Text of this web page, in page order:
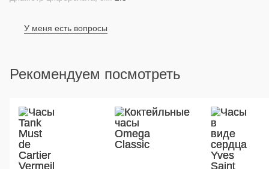
У меня есть вопросы
Рекомендуем посмотреть